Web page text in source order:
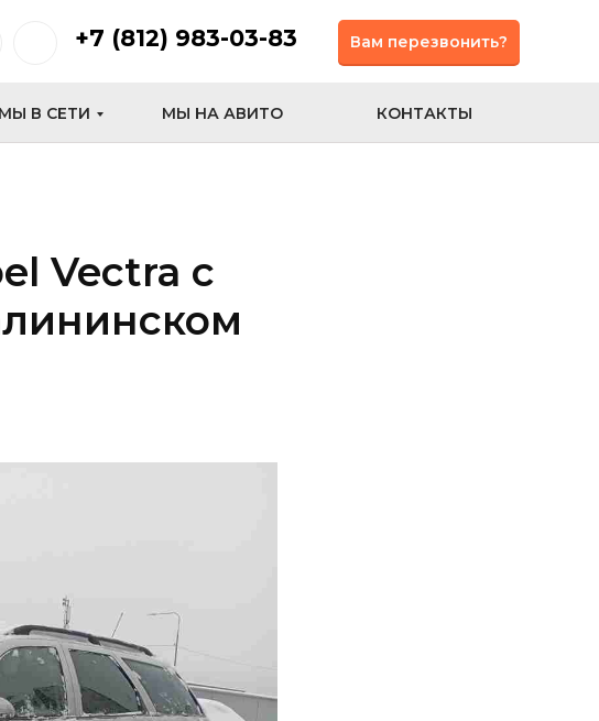
+7 (812) 983-03-83
МЫ В СЕТИ МЫ НА АВИТО КОНТАКТЫ
Вам перезвонить?
Vectra с